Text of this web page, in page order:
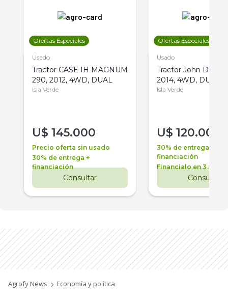
Ofertas Especiales
Usado
Tractor CASE IH MAGNUM
290, 2012, 4WD, DUAL
Isla Verde
U$ 145.000
Precio oferta sin usado
30% de entrega +
financiación
Consultar
Ofertas Especiales
Usado
Tractor John Deere
2014, 4WD, DUAL
Isla Verde
U$ 120.000
30% de entrega +
financiación
Financialo en 3 años
Consultar
Agrofy News Economía y política